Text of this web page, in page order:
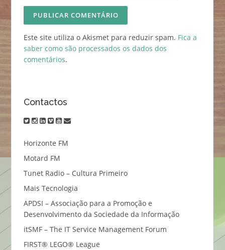
Este site utiliza o Akismet para reduzir spam. Fica a
saber como são processados os dados dos
comentários.
Contactos
twitter
instagram
linkedin
vimeoyoutube
email
Horizonte FM
Motard FM
Tunet Radio – Cultura Primeiro
Mais Tecnologia
APDSI – Associação para a Promoção e
Desenvolvimento da Sociedade da Informação
itSMF – The IT Service Management Forum
FIRST® LEGO® League